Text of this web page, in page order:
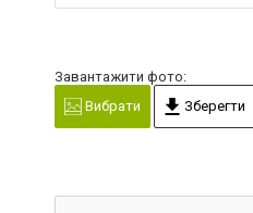
Завантажити фото:
Вибрати
Зберегти